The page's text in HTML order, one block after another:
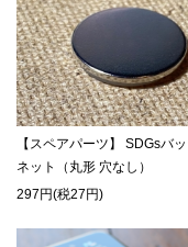
【スペアパーツ】 SDGsバ
ネット（丸形 穴なし）
297円(税27円)